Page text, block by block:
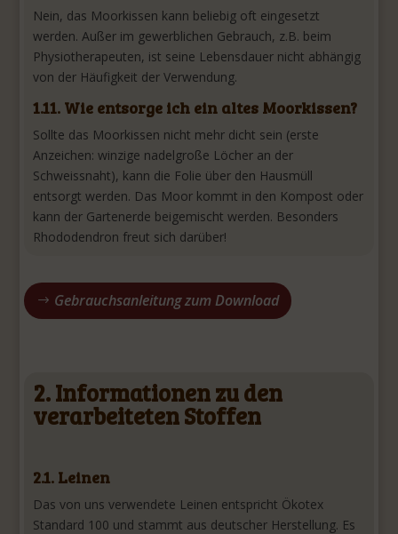
Nein, das Moorkissen kann beliebig oft eingesetzt
werden. Außer im gewerblichen Gebrauch, z.B. beim
Physiotherapeuten, ist seine Lebensdauer nicht abhängig
von der Häufigkeit der Verwendung.
1.11. Wie entsorge ich ein altes Moorkissen?
Sollte das Moorkissen nicht mehr dicht sein (erste
Anzeichen: winzige nadelgroße Löcher an der
Schweissnaht), kann die Folie über den Hausmüll
entsorgt werden. Das Moor kommt in den Kompost oder
kann der Gartenerde beigemischt werden. Besonders
Rhododendron freut sich darüber!
Gebrauchsanleitung zum Download
2. Informationen zu den
verarbeiteten Stoffen
2.1. Leinen
Das von uns verwendete Leinen entspricht Ökotex
Standard 100 und stammt aus deutscher Herstellung. Es